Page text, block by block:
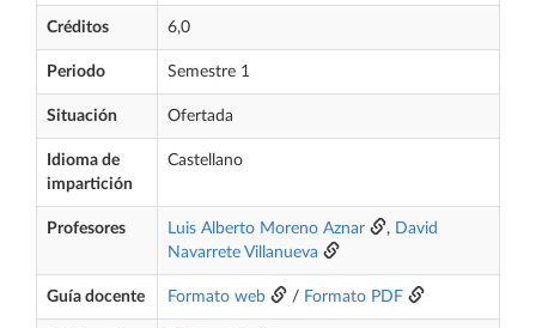
Créditos 6,0
Periodo Semestre 1
Situación Ofertada
Idioma de
impartición
Castellano
Profesores Luis Alberto Moreno Aznar , David
Navarrete Villanueva
Guía docente Formato web / Formato PDF